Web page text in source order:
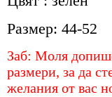
Размер: 44-52
Заб: Моля
размери, за да
желания от вас